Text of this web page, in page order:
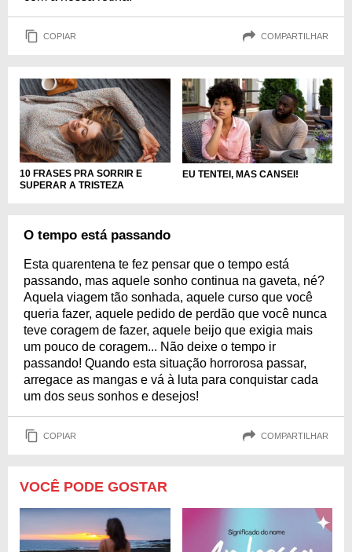
COPIAR COMPARTILHAR
10 FRASES PRA SORRIR E
SUPERAR A TRISTEZA
EU TENTEI, MAS CANSEI!
O tempo está passando
Esta quarentena te fez pensar que o tempo está
passando, mas aquele sonho continua na gaveta, né?
Aquela viagem tão sonhada, aquele curso que você
queria fazer, aquele pedido de perdão que você nunca
teve coragem de fazer, aquele beijo que exigia mais
um pouco de coragem... Não deixe o tempo ir
passando! Quando esta situação horrorosa passar,
arregace as mangas e vá à luta para conquistar cada
um dos seus sonhos e desejos!
COPIAR COMPARTILHAR
VOCÊ PODE GOSTAR